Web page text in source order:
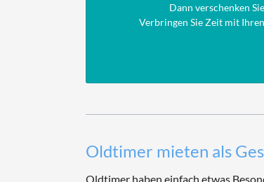
Dann verschenken
Verbringen Sie Zeit mit
Oldtimer mieten als
Oldtimer haben einfach etwas